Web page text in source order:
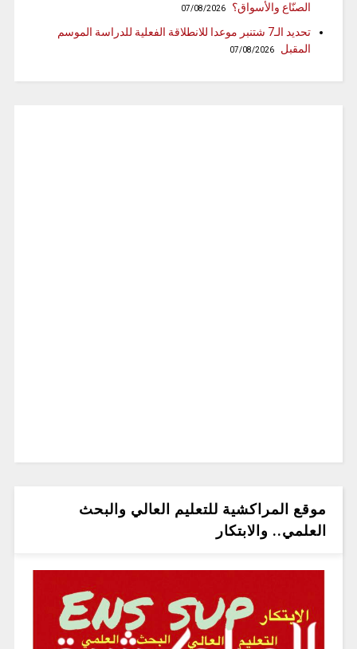
الصنّاع والأسواق؟
07/08/2026
تحديد الـ7 شتنبر موعدا للانطلاقة الفعلية للدراسة الموسم
المقبل
07/08/2026
موقع المراكشية للتعليم العالي والبحث
العلمي.. والابتكار